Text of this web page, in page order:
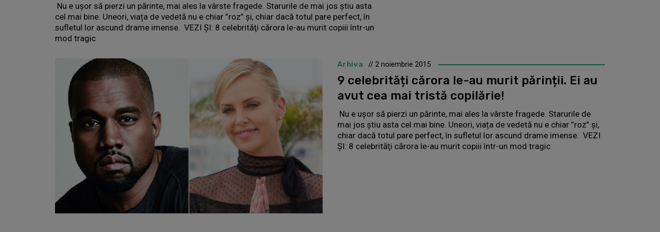
Nu e ușor să pierzi un părinte, mai ales la vârste fragede. Starurile de mai jos știu asta
cel mai bine. Uneori, viața de vedetă nu e chiar ”roz” și, chiar dacă totul pare perfect, în
sufletul lor ascund drame imense. VEZI ȘI: 8 celebrităţi cărora le-au murit copiii într-un
mod tragic
Arhiva // 2 noiembrie 2015
9 celebrități cărora le-au murit părinții. Ei au
avut cea mai tristă copilărie!
Nu e ușor să pierzi un părinte, mai ales la vârste fragede. Starurile de
mai jos știu asta cel mai bine. Uneori, viața de vedetă nu e chiar ”roz” și,
chiar dacă totul pare perfect, în sufletul lor ascund drame imense. VEZI
ȘI: 8 celebrităţi cărora le-au murit copiii într-un mod tragic